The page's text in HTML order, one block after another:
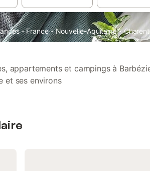
· France · Nouvelle-Aquitaine ·
appartements et campings à
et ses environs